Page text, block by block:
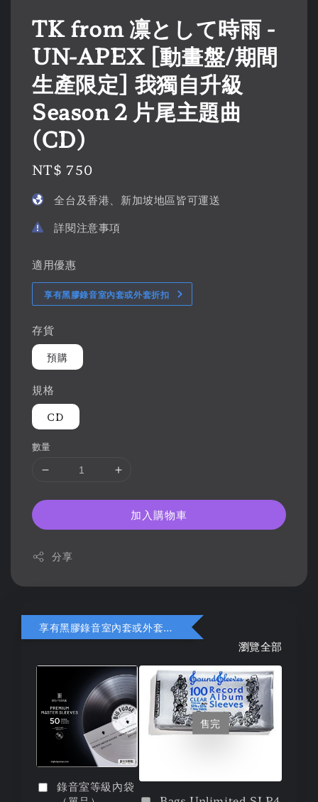
TK from 凛として時雨 -
UN-APEX [動畫盤/期間
生產限定] 我獨自升級
Season 2 片尾主題曲
(CD)
Regular
NT$ 750
全台及香港、新加坡地區皆可運送
詳閱注意事項
適用優惠
享有黑膠錄音室內套或外套折扣
存貨
預購
規格
CD
數量
加入購物車
分享
享有黑膠錄音室內套或外套折扣
瀏覽全部
錄音室等級內袋
售完